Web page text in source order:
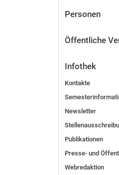
Personen
Öffentliche
Infothek
Kontakte
Newsletter
Publikationen
Presse- und
Webredaktion